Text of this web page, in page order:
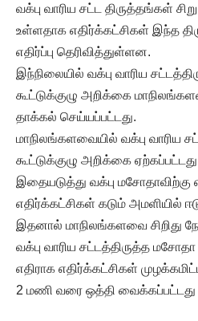
வக்பு வாரிய சட்ட திருத்தங்கள்
உள்ளதாக எதிர்க்கட்சிகள் இந்த
எதிர்ப்பு தெரிவித்துள்ளன.
இந்நிலையில் வக்பு வாரிய
கூட்டுக்குழு அறிக்கை
தாக்கல் செய்யப்பட்டது.
மாநிலங்களவையில் வக்பு வாரிய
கூட்டுக்குழு அறிக்கை
இதையடுத்து வக்பு மசோதாவிற்கு
எதிர்க்கட்சிகள் கடும் அமளியில்
இதனால் மாநிலங்களவை சிறிது
வக்பு வாரிய சட்டத்திருத்த
எதிராக எதிர்க்கட்சிகள்
2 மணி வரை ஒத்தி வைக்கப்பட்டது